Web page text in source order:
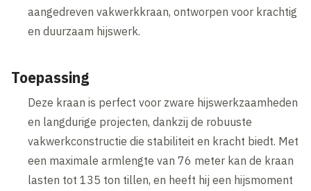
aangedreven vakwerkkraan, ontworpen voor krachtig
en duurzaam hijswerk.
Toepassing
Deze kraan is perfect voor zware hijswerkzaamheden
en langdurige projecten, dankzij de robuuste
vakwerkconstructie die stabiliteit en kracht biedt. Met
een maximale armlengte van 76 meter kan de kraan
lasten tot 135 ton tillen, en heeft hij een hijsmoment